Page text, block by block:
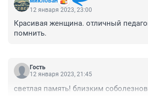
12 января 2023, 23:00
Красивая женщина. отличный
помнить.
Гость
12 января 2023, 21:45
светлая память! близким